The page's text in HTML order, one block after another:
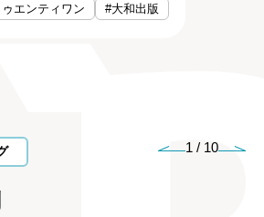
エンティワン
#大和出版
1 / 10